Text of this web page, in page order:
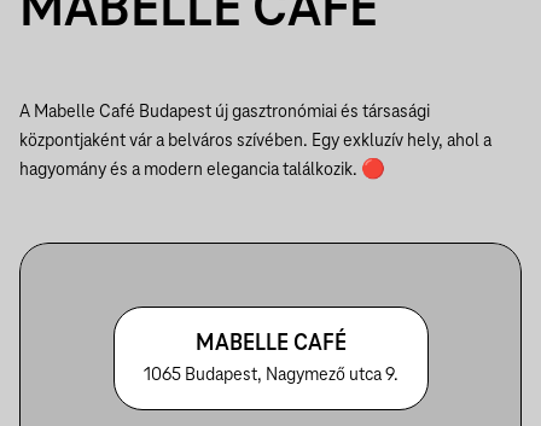
A Mabelle Café Budapest új gasztronómiai és társasági
központjaként vár a belváros szívében. Egy exkluzív hely, ahol a
hagyomány és a modern elegancia találkozik. 🔴
MABELLE CAFÉ
1065 Budapest, Nagymező utca 9.